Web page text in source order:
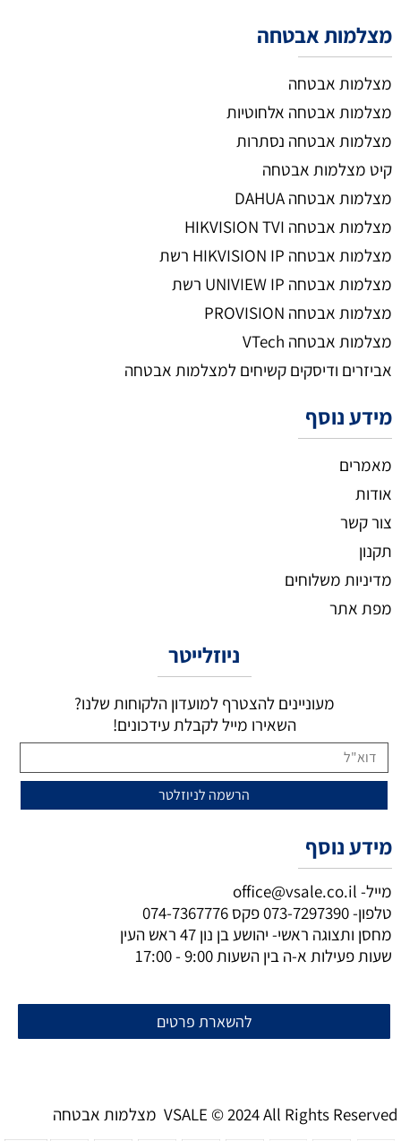
מצלמות אבטחה
מצלמות אבטחה
מצלמות אבטחה אלחוטיות
מצלמות אבטחה נסתרות
קיט מצלמות אבטחה
מצלמות אבטחה DAHUA
מצלמות אבטחה HIKVISION TVI
מצלמות אבטחה HIKVISION IP רשת
מצלמות אבטחה UNIVIEW IP רשת
מצלמות אבטחה PROVISION
מצלמות אבטחה VTech
אביזרים ודיסקים קשיחים למצלמות אבטחה
מידע נוסף
מאמרים
אודות
צור קשר
תקנון
מדיניות משלוחים
מפת אתר
ניוזלייטר
מעוניינים להצטרף למועדון הלקוחות שלנו?
השאירו מייל לקבלת עידכונים!
מידע נוסף
מייל- office@vsale.co.il
טלפון-073-7297390פקס 074-7367776
מחסן ותצוגה ראשי- יהושע בן נון 47 ראש העין
שעות פעילות א-ה בין השעות 9:00 - 17:00
להשארת פרטים
מצלמות אבטחה VSALE © 2024 All Rights Reserved